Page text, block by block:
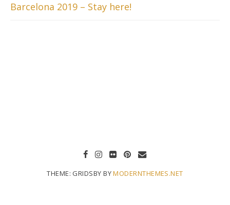
Barcelona 2019 – Stay here!
THEME: GRIDSBY BYMODERNTHEMES.NET